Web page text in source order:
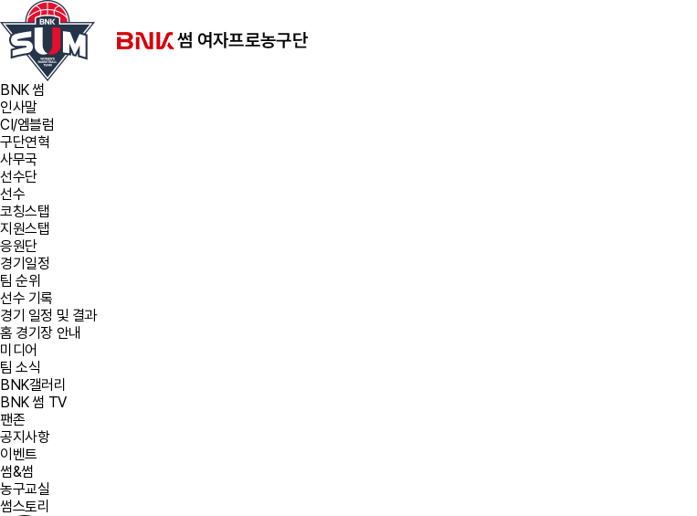
BNK 썸
인사말
CI/엠블럼
구단연혁
사무국
선수단
선수
코칭스탭
지원스탭
응원단
경기일정
팀 순위
선수 기록
경기 일정 및 결과
홈 경기장 안내
미디어
팀 소식
BNK갤러리
BNK 썸 TV
팬존
공지사항
이벤트
썸&썸
농구교실
썸스토리